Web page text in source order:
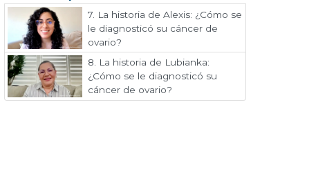
7. La historia de Alexis: ¿Cómo se
le diagnosticó su cáncer de
ovario?
8. La historia de Lubianka:
¿Cómo se le diagnosticó su
cáncer de ovario?